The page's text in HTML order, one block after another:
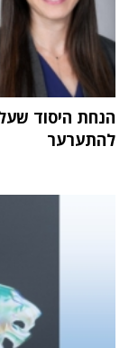
הנחת היסוד
להתערער